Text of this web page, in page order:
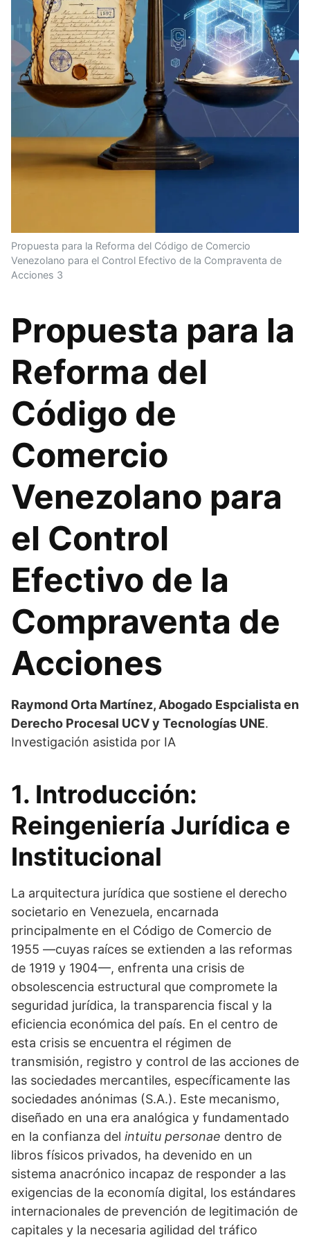
Propuesta para la Reforma del Código de Comercio
Venezolano para el Control Efectivo de la Compraventa de
Acciones 3
Propuesta para la
Reforma del
Código de
Comercio
Venezolano para
el Control
Efectivo de la
Compraventa de
Acciones
Raymond Orta Martínez, Abogado Espcialista en
Derecho Procesal UCV y Tecnologías UNE.
Investigación asistida por IA
1. Introducción:
Reingeniería Jurídica e
Institucional
La arquitectura jurídica que sostiene el derecho
societario en Venezuela, encarnada
principalmente en el Código de Comercio de
1955 —cuyas raíces se extienden a las reformas
de 1919 y 1904—, enfrenta una crisis de
obsolescencia estructural que compromete la
seguridad jurídica, la transparencia fiscal y la
eficiencia económica del país. En el centro de
esta crisis se encuentra el régimen de
transmisión, registro y control de las acciones de
las sociedades mercantiles, específicamente las
sociedades anónimas (S.A.). Este mecanismo,
diseñado en una era analógica y fundamentado
en la confianza del intuitu personae dentro de
libros físicos privados, ha devenido en un
sistema anacrónico incapaz de responder a las
exigencias de la economía digital, los estándares
internacionales de prevención de legitimación de
capitales y la necesaria agilidad del tráfico